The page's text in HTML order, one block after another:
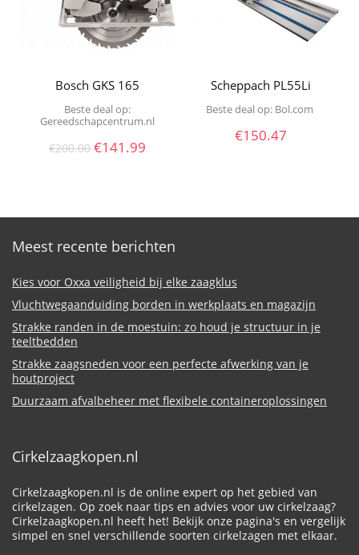
Bosch GKS 165
Beste deal op:
Gereedschapcentrum.nl
€200.00Oorspronkelijke
€141.99
Scheppach PL55Li
Beste deal op: bol.com
€150.47
Meest recente berichten
Kies voor Oxxa veiligheid bij elke zaagklus
Vluchtwegaanduiding borden in werkplaats en magazijn
Strakke randen in de moestuin: zo houd je structuur in je
teeltbedden
Strakke zaagsneden voor een perfecte afwerking van je
houtproject
Duurzaam afvalbeheer met flexibele containeroplossingen
Cirkelzaagkopen.nl
Cirkelzaagkopen.nl is de online expert op het gebied van
cirkelzagen. Op zoek naar tips en advies voor uw cirkelzaag?
Cirkelzaagkopen.nl heeft het! Bekijk onze pagina's en vergelijk
simpel en snel verschillende soorten cirkelzagen met elkaar.